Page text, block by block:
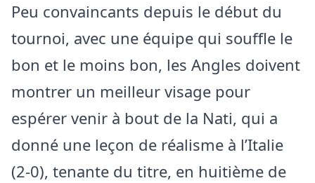
Peu convaincants depuis le début du
tournoi, avec une équipe qui souffle le
bon et le moins bon, les Angles doivent
montrer un meilleur visage pour
espérer venir à bout de la Nati, qui a
donné une leçon de réalisme à l’Italie
(2-0), tenante du titre, en huitième de